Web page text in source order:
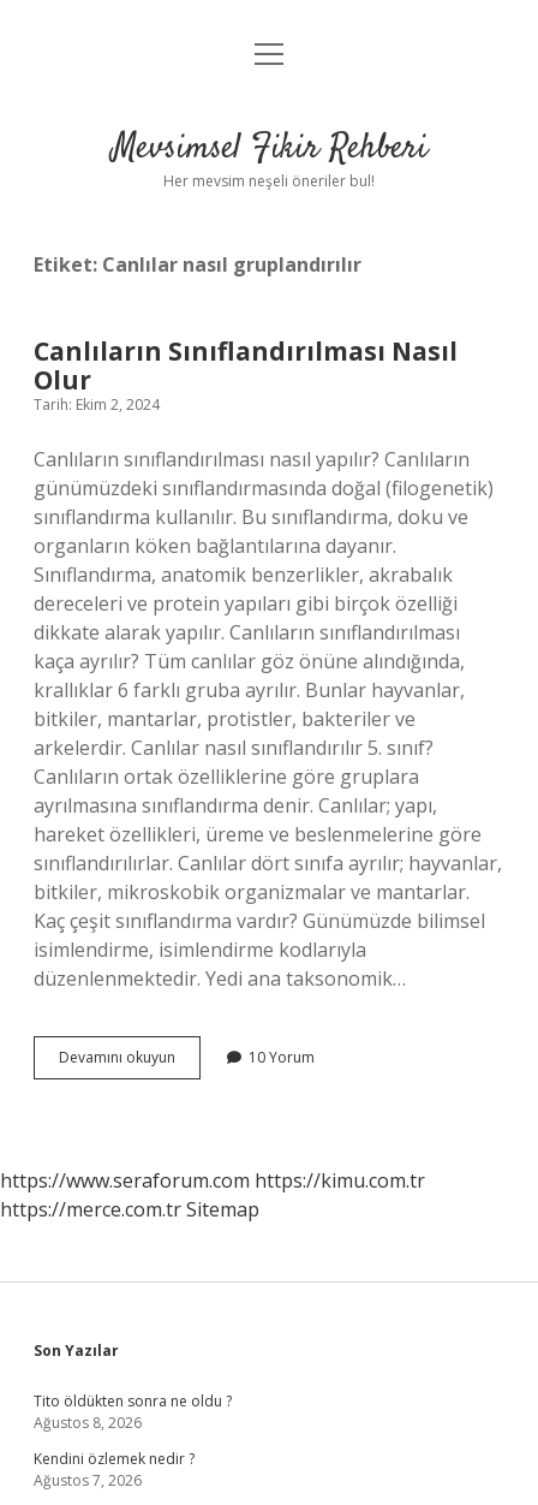
Anasayfa
Yasal Uyarı
menüyü
Mevsimsel Fikir Rehberi
Her mevsim neşeli öneriler bul!
Etiket: Canlılar nasıl gruplandırılır
Canlıların Sınıflandırılması Nasıl
Olur
Tarih: Ekim 2, 2024
Canlıların sınıflandırılması nasıl yapılır? Canlıların
günümüzdeki sınıflandırmasında doğal (filogenetik)
sınıflandırma kullanılır. Bu sınıflandırma, doku ve
organların köken bağlantılarına dayanır.
Sınıflandırma, anatomik benzerlikler, akrabalık
dereceleri ve protein yapıları gibi birçok özelliği
dikkate alarak yapılır. Canlıların sınıflandırılması
kaça ayrılır? Tüm canlılar göz önüne alındığında,
krallıklar 6 farklı gruba ayrılır. Bunlar hayvanlar,
bitkiler, mantarlar, protistler, bakteriler ve
arkelerdir. Canlılar nasıl sınıflandırılır 5. sınıf?
Canlıların ortak özelliklerine göre gruplara
ayrılmasına sınıflandırma denir. Canlılar; yapı,
hareket özellikleri, üreme ve beslenmelerine göre
sınıflandırılırlar. Canlılar dört sınıfa ayrılır; hayvanlar,
bitkiler, mikroskobik organizmalar ve mantarlar.
Kaç çeşit sınıflandırma vardır? Günümüzde bilimsel
isimlendirme, isimlendirme kodlarıyla
düzenlenmektedir. Yedi ana taksonomik…
Devamını okuyun Canlıların
Sınıflandırılması
10 Yorum
https://www.seraforum.com https://kimu.com.tr
https://merce.com.trSitemap
Sidebar
Son Yazılar
Tito öldükten sonra ne oldu ?
Ağustos 8, 2026
Kendini özlemek nedir ?
Ağustos 7, 2026